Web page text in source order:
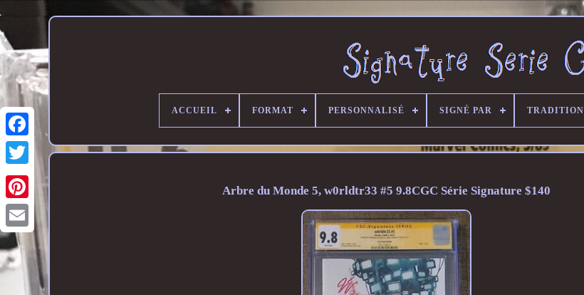
ACCUEIL FORMAT PERSONNALISÉ SIGNÉ PAR TRADITION
Arbre du Monde 5, w0rldtr33 #5 9.8CGC Série Signature $140